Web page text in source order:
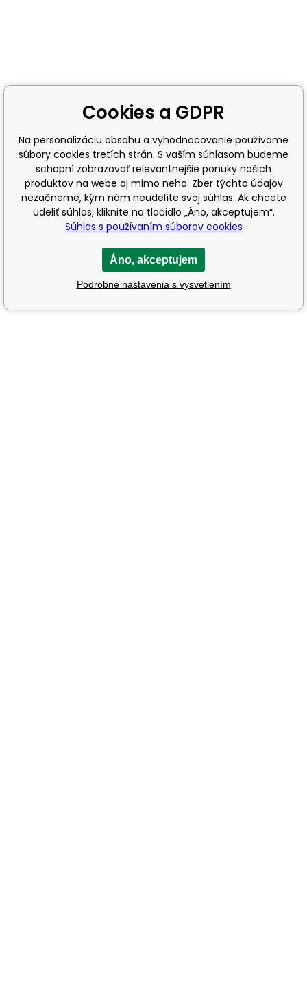
Cookies a GDPR
Na personalizáciu obsahu a vyhodnocovanie používame
súbory cookies tretích strán. S vaším súhlasom budeme
schopní zobrazovať relevantnejšie ponuky našich
produktov na webe aj mimo neho. Zber týchto údajov
nezačneme, kým nám neudelíte svoj súhlas. Ak chcete
udeliť súhlas, kliknite na tlačidlo „Áno, akceptujem“.
Súhlas s používaním súborov cookies
Áno, akceptujem
Podrobné nastavenia s vysvetlením